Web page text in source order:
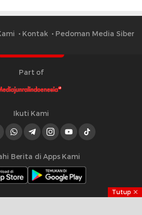
Kontak Pedoman Media Siber
Part of
Ikuti Kami
Berita di Apps Kami
Tutup